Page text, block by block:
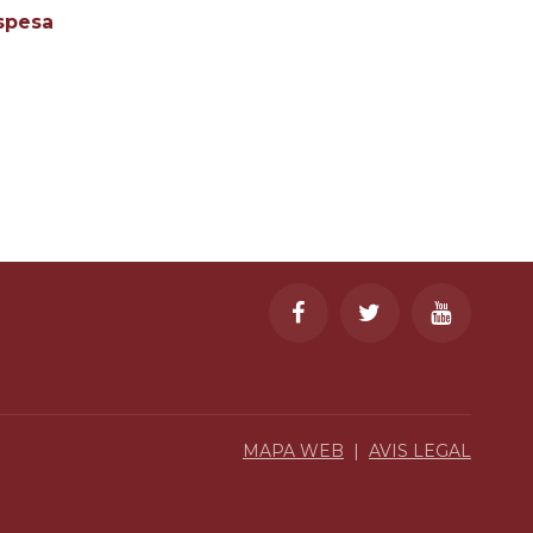
MAPA WEB | AVIS LEGAL